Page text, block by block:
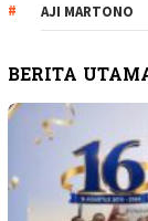
AJI MARTONO
BERITA